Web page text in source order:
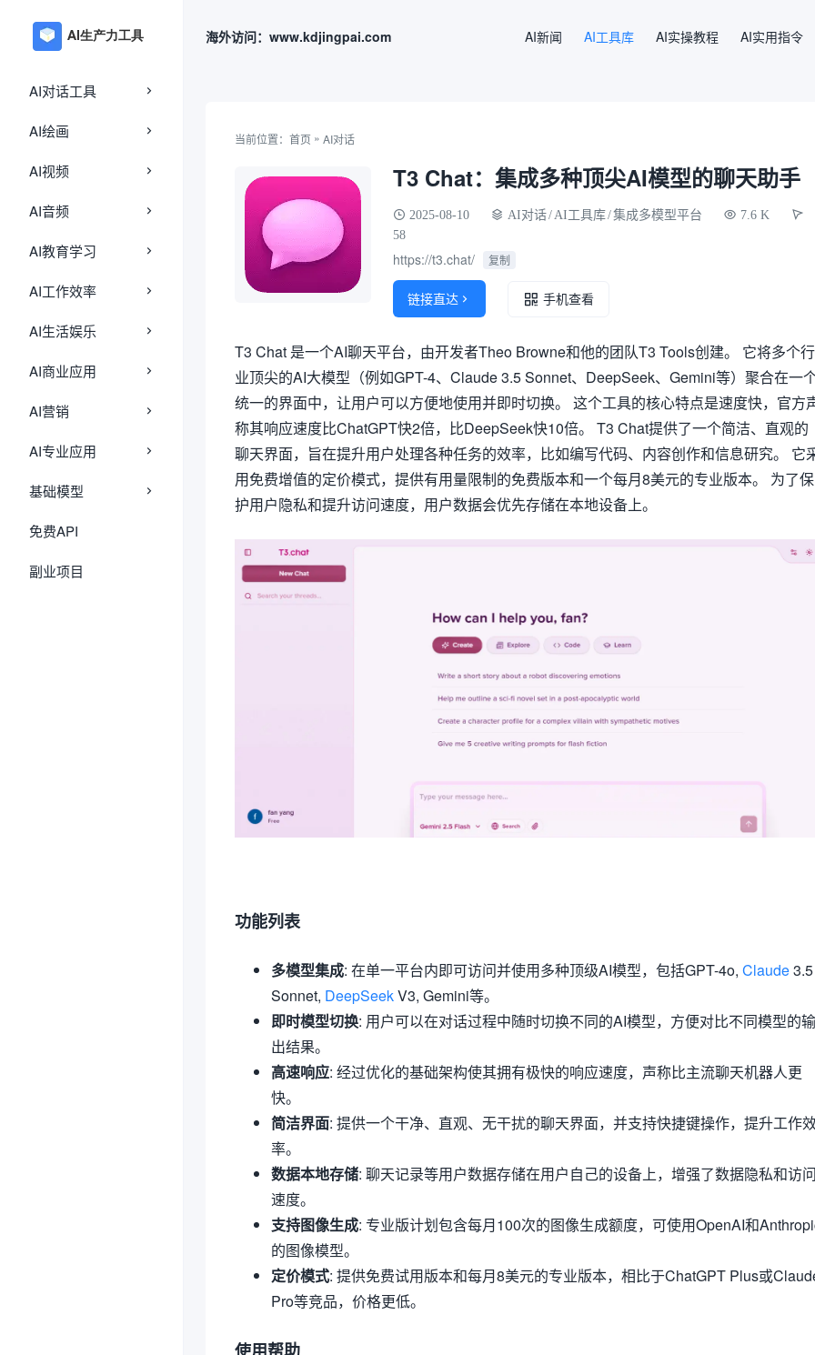
AI对话工具
AI绘画
AI视频
AI音频
AI教育学习
AI工作效率
AI生活娱乐
AI商业应用
AI营销
AI专业应用
基础模型
免费API
副业项目
海外访问：www.kdjingpai.com AI新闻 AI工具库 AI实操教程 AI实用指令
当前位置： 首页 » AI对话
T3 Chat：集成多种顶尖AI模型的聊天助手
2025-08-10 AI对话/ AI工具库/集成多模型平台
7.6 K
58
https://t3.chat/ 复制
链接直达  手机查看
T3 Chat 是一个AI聊天平台，由开发者Theo Browne和他的团队T3 Tools创建。 它将多个行
业顶尖的AI大模型（例如GPT-4、Claude 3.5 Sonnet、DeepSeek、Gemini等）聚合在一
统一的界面中，让用户可以方便地使用并即时切换。 这个工具的核心特点是速度快，官方
称其响应速度比ChatGPT快2倍，比DeepSeek快10倍。 T3 Chat提供了一个简洁、直观的
聊天界面，旨在提升用户处理各种任务的效率，比如编写代码、内容创作和信息研究。 它
用免费增值的定价模式，提供有用量限制的免费版本和一个每月8美元的专业版本。 为了保
护用户隐私和提升访问速度，用户数据会优先存储在本地设备上。
功能列表
多模型集成: 在单一平台内即可访问并使用多种顶级AI模型，包括GPT-4o, Claude3.5
Sonnet, DeepSeekV3, Gemini等。
即时模型切换: 用户可以在对话过程中随时切换不同的AI模型，方便对比不同模型的输
出结果。
高速响应: 经过优化的基础架构使其拥有极快的响应速度，声称比主流聊天机器人更
快。
简洁界面: 提供一个干净、直观、无干扰的聊天界面，并支持快捷键操作，提升工作
率。
数据本地存储: 聊天记录等用户数据存储在用户自己的设备上，增强了数据隐私和访
速度。
支持图像生成: 专业版计划包含每月100次的图像生成额度，可使用OpenAI和
的图像模型。
定价模式: 提供免费试用版本和每月8美元的专业版本，相比于ChatGPT Plus或
Pro等竞品，价格更低。